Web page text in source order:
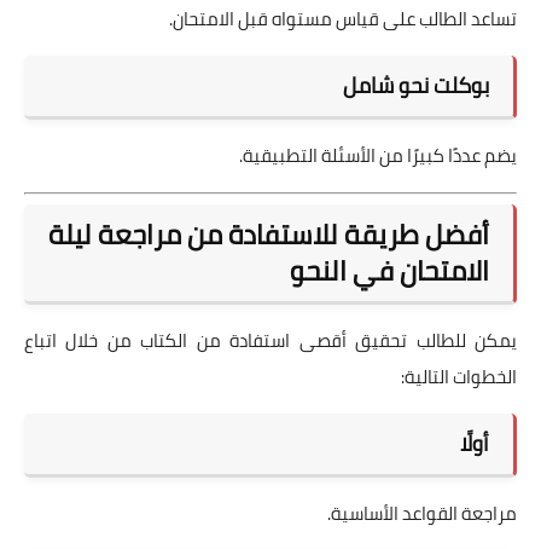
تساعد الطالب على قياس مستواه قبل الامتحان.
بوكلت نحو شامل
يضم عددًا كبيرًا من الأسئلة التطبيقية.
أفضل طريقة للاستفادة من مراجعة ليلة
الامتحان في النحو
يمكن للطالب تحقيق أقصى استفادة من الكتاب من خلال اتباع
الخطوات التالية:
أولًا
مراجعة القواعد الأساسية.